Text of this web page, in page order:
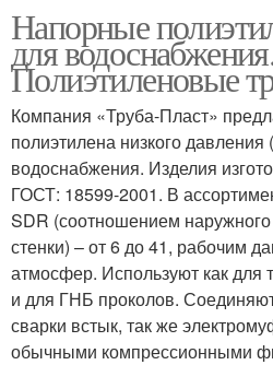
Напорные
для
Полиэтиленовые
Компания «Труба-Пласт»
полиэтилена низкого
водоснабжения. Изделия
ГОСТ: 18599-2001. В
SDR (соотношением
стенки) – от 6 до 41, рабочим
атмосфер. Используют как для
и для ГНБ проколов.
сварки встык, так же
обычными компрессионными